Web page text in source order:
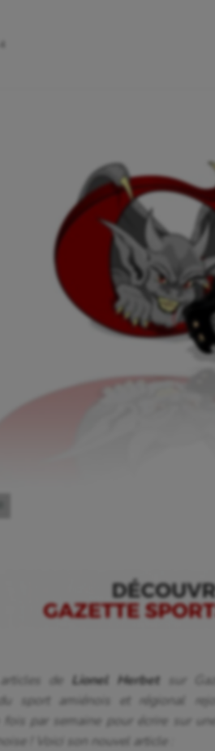
de Lionel Herbet
sur
sport amiénois et régional
fois par semaine pour écrire sur
! Voici son nouvel article :